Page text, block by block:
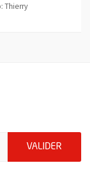
Thierry
VALIDER